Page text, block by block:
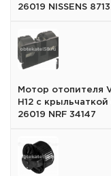
26019 NISSENS
Мотор отопителя
H12 с
26019 NRF 34147